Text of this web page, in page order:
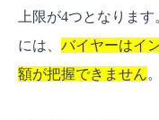
上限が4つとなりま
には、 バイヤーはイ
額が把握できません。